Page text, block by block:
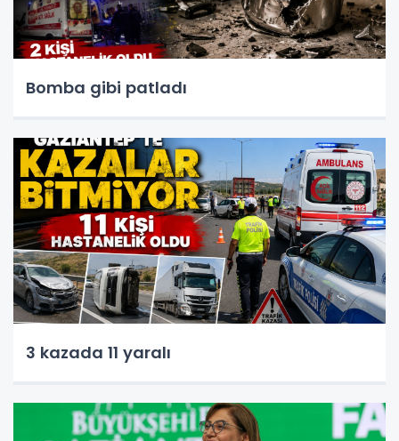
Bomba gibi patladı
3 kazada 11 yaralı